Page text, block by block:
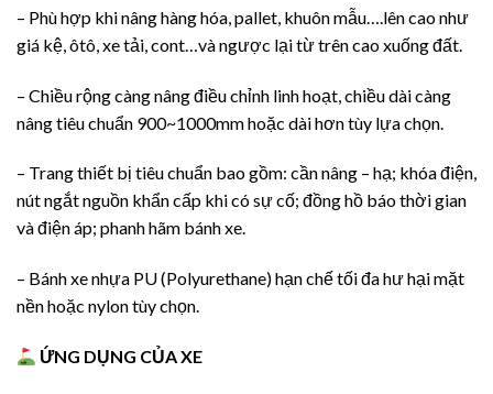
– Phù hợp khi nâng hàng hóa, pallet, khuôn mẫu….lên cao như
giá kệ, ôtô, xe tải, cont…và ngược lại từ trên cao xuống đất.
– Chiều rộng càng nâng điều chỉnh linh hoạt, chiều dài càng
nâng tiêu chuẩn 900~1000mm hoặc dài hơn tùy lựa chọn.
– Trang thiết bị tiêu chuẩn bao gồm: cần nâng – hạ; khóa điện,
nút ngắt nguồn khẩn cấp khi có sự cố; đồng hồ báo thời gian
và điện áp; phanh hãm bánh xe.
– Bánh xe nhựa PU (Polyurethane) hạn chế tối đa hư hại mặt
nền hoặc nylon tùy chọn.
ỨNG DỤNG CỦA XE